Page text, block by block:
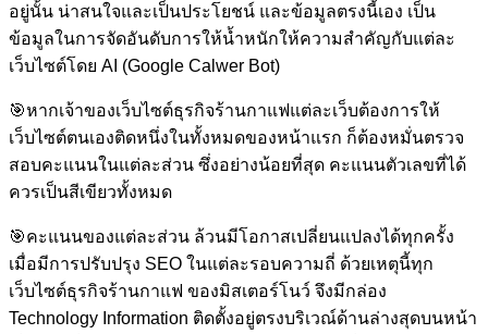
อยู่นั้น น่าสนใจและเป็นประโยชน์ และข้อมูลตรงนี้เอง เป็น
ข้อมูลในการจัดอันดับการให้น้ำหนักให้ความสำคัญกับแต่ละ
เว็บไซต์โดย AI (Google Calwer Bot)
🎯หากเจ้าของเว็บไซต์ธุรกิจร้านกาแฟแต่ละเว็บต้องการให้
เว็บไซต์ตนเองติดหนึ่งในทั้งหมดของหน้าแรก ก็ต้องหมั่นตรวจ
สอบคะแนนในแต่ละส่วน ซึ่งอย่างน้อยที่สุด คะแนนตัวเลขที่ได้
ควรเป็นสีเขียวทั้งหมด
🎯คะแนนของแต่ละส่วน ล้วนมีโอกาสเปลี่ยนแปลงได้ทุกครั้ง
เมื่อมีการปรับปรุง SEO ในแต่ละรอบความถี่ ด้วยเหตุนี้ทุก
เว็บไซต์ธุรกิจร้านกาแฟ ของมิสเตอร์โนว์ จึงมีกล่อง
Technology Information ติดตั้งอยู่ตรงบริเวณ์ด้านล่างสุดบนหน้า